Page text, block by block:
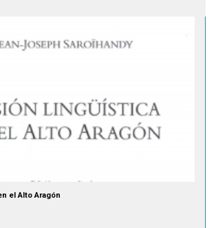
el Alto Aragón